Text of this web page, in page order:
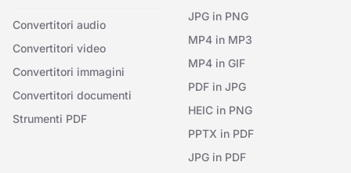
Convertitori audio
Convertitori video
Convertitori immagini
Convertitori documenti
Strumenti PDF
JPG in PNG
MP4 in MP3
MP4 in GIF
PDF in JPG
HEIC in PNG
PPTX in PDF
JPG in PDF